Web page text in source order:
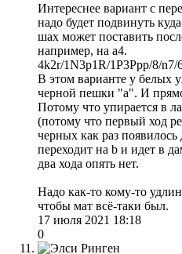
Интереснее вариант с
надо будет подвинуть
шах может поставить
например, на а4.
4k2r/1N3p1R/1P3Ppp/8/
В этом варианте у белых
черной пешки "а". И
Потому что упирается в
(потому что первый ход
черных как раз
переходит на b и идет в
два хода опять нет.
Надо как-то кому-то
чтобы мат всё-таки был.
17 июля 2021 18:18
0